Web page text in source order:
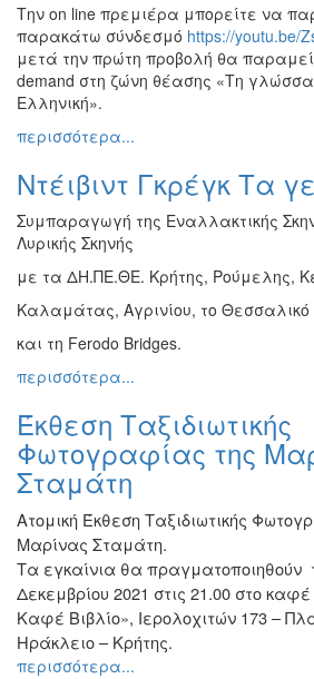
Την on line πρεμιέρα μπορείτε να
παρακάτω σύνδεσμό https://youtu.be/
μετά την πρώτη προβολή θα
demand στη ζώνη θέασης «Τη
Ελληνική».
περισσότερα...
Ντέιβιντ Γκρέγκ Τα
Συμπαραγωγή της Εναλλακτικής
Λυρικής Σκηνής
με τα ΔΗ.ΠΕ.ΘΕ. Κρήτης, Ρούμελης,
Καλαμάτας, Αγρινίου, το
και τη Ferodo Bridges.
περισσότερα...
Έκθεση Ταξιδιωτικής
Φωτογραφίας της
Σταμάτη
Ατομική Έκθεση Ταξιδιωτικής
Μαρίνας Σταμάτη.
Τα εγκαίνια θα πραγματοποιηθούν
Δεκεμβρίου 2021 στις 21.00 στο
Καφέ Βιβλίο», Ιερολοχιτών 173 –
Ηράκλειο – Κρήτης.
περισσότερα...